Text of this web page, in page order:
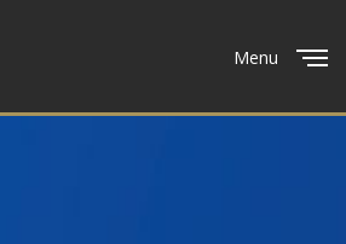
Menu